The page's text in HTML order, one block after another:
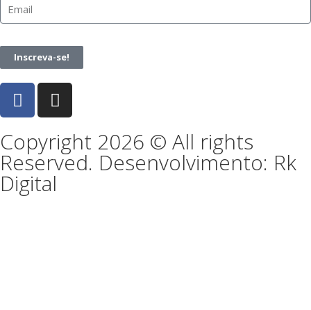
Inscreva-se!
Copyright 2026 © All rights
Reserved. Desenvolvimento: Rk
Digital